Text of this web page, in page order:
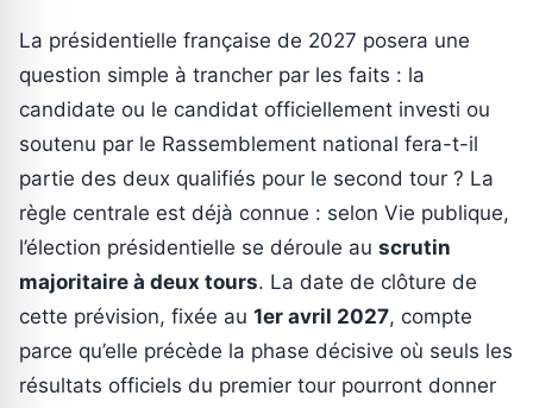
La présidentielle française de 2027 posera une
question simple à trancher par les faits : la
candidate ou le candidat officiellement investi ou
soutenu par le Rassemblement national fera-t-il
partie des deux qualifiés pour le second tour ? La
règle centrale est déjà connue : selon Vie publique,
l’élection présidentielle se déroule au scrutin
majoritaire à deux tours. La date de clôture de
cette prévision, fixée au 1er avril 2027, compte
parce qu’elle précède la phase décisive où seuls les
résultats officiels du premier tour pourront donner